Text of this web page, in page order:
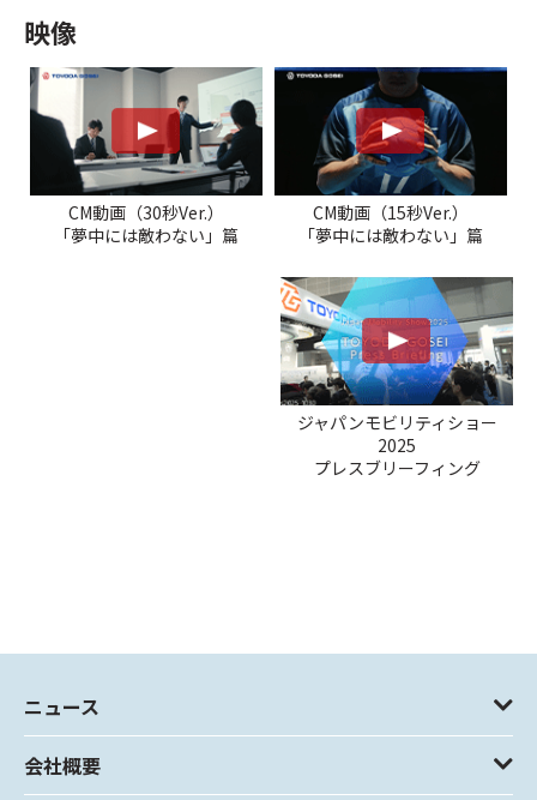
映像
CM動画（30秒Ver.）
「夢中には敵わない」篇
CM動画（15秒Ver.）
「夢中には敵わない」篇
ジャパンモビリティショー
2025
プレスブリーフィング
ニュース
会社概要